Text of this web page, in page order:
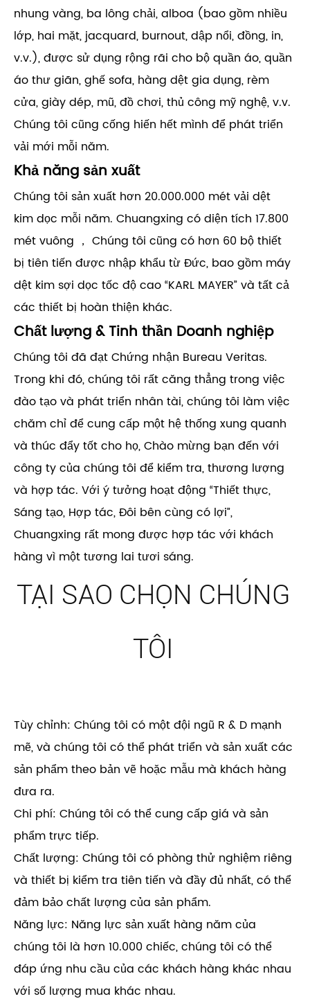
nhung vàng, ba lông chải, alboa (bao gồm nhiều
lớp, hai mặt, jacquard, burnout, dập nổi, đồng, in,
v.v.), được sử dụng rộng rãi cho bộ quần áo, quần
áo thư giãn, ghế sofa, hàng dệt gia dụng, rèm
cửa, giày dép, mũ, đồ chơi, thủ công mỹ nghệ, v.v.
Chúng tôi cũng cống hiến hết mình để phát triển
vải mới mỗi năm.
Khả năng sản xuất
Chúng tôi sản xuất hơn 20.000.000 mét vải dệt
kim dọc mỗi năm. Chuangxing có diện tích 17.800
mét vuông ， Chúng tôi cũng có hơn 60 bộ thiết
bị tiên tiến được nhập khẩu từ Đức, bao gồm máy
dệt kim sợi dọc tốc độ cao “KARL MAYER” và tất cả
các thiết bị hoàn thiện khác.
Chất lượng & Tinh thần Doanh nghiệp
Chúng tôi đã đạt Chứng nhận Bureau Veritas.
Trong khi đó, chúng tôi rất căng thẳng trong việc
đào tạo và phát triển nhân tài, chúng tôi làm việc
chăm chỉ để cung cấp một hệ thống xung quanh
và thúc đẩy tốt cho họ, Chào mừng bạn đến với
công ty của chúng tôi để kiểm tra, thương lượng
và hợp tác. Với ý tưởng hoạt động “Thiết thực,
Sáng tạo, Hợp tác, Đôi bên cùng có lợi”,
Chuangxing rất mong được hợp tác với khách
hàng vì một tương lai tươi sáng.
TẠI SAO CHỌN CHÚNG
TÔI
Tùy chỉnh: Chúng tôi có một đội ngũ R & D mạnh
mẽ, và chúng tôi có thể phát triển và sản xuất các
sản phẩm theo bản vẽ hoặc mẫu mà khách hàng
đưa ra.
Chi phí: Chúng tôi có thể cung cấp giá và sản
phẩm trực tiếp.
Chất lượng: Chúng tôi có phòng thử nghiệm riêng
và thiết bị kiểm tra tiên tiến và đầy đủ nhất, có thể
đảm bảo chất lượng của sản phẩm.
Năng lực: Năng lực sản xuất hàng năm của
chúng tôi là hơn 10.000 chiếc, chúng tôi có thể
đáp ứng nhu cầu của các khách hàng khác nhau
với số lượng mua khác nhau.